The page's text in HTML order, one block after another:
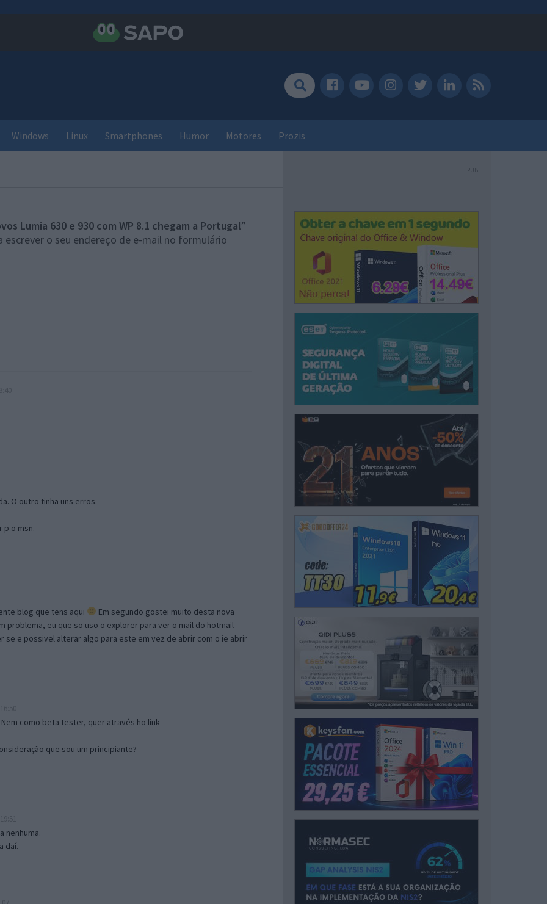
Windows Linux Smartphones Humor Motores Prozis
Lumia 630 e 930 com WP 8.1 chegam a Portugal”
o seu endereço de e-mail no formulário
O outro tinha uns erros.
p o msn.
blog que tens aqui
Em segundo gostei muito desta nova
problema, eu que so uso o explorer para ver o mail do hotmail
se e possivel alterar algo para este em vez de abrir com o ie abrir
como beta tester, quer através ho link
que sou um principiante?
nenhuma.
daí.
PUB